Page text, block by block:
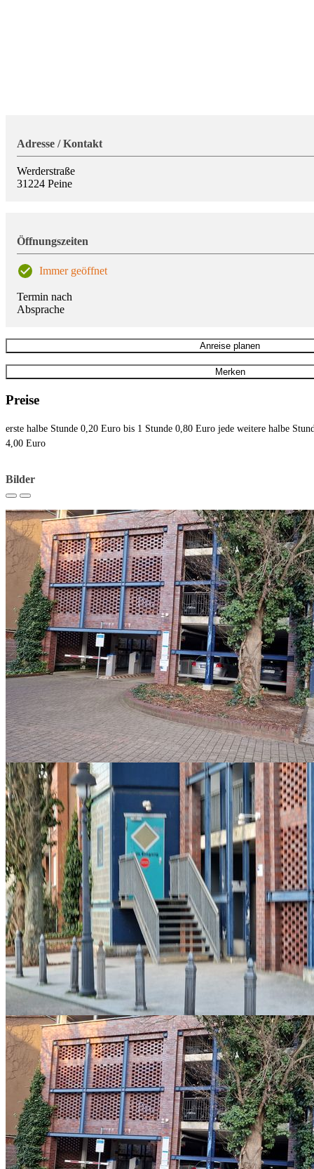
Preise
erste halbe Stunde 0,20 Euro bis 1 Stunde 0,80 Euro jede weitere halbe
4,00 Euro
Bilder
Adresse / Kontakt
Werderstraße
31224 Peine
Öffnungszeiten
Immer geöffnet
Termin nach
Absprache
Anreise planen
Merken